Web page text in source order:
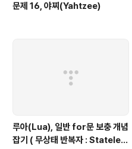
문제 16, 야찌(Yahtzee)
루아(Lua), 일반 for문 보충 개념
잡기 ( 무상태 반복자 : Stateles